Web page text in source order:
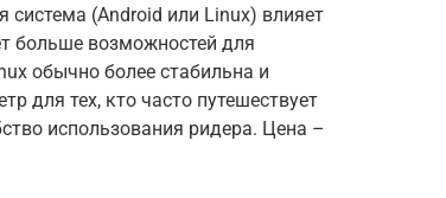
система (Android или Linux) влияет
больше возможностей для
обычно более стабильна и
для тех, кто часто путешествует
использования ридера. Цена –